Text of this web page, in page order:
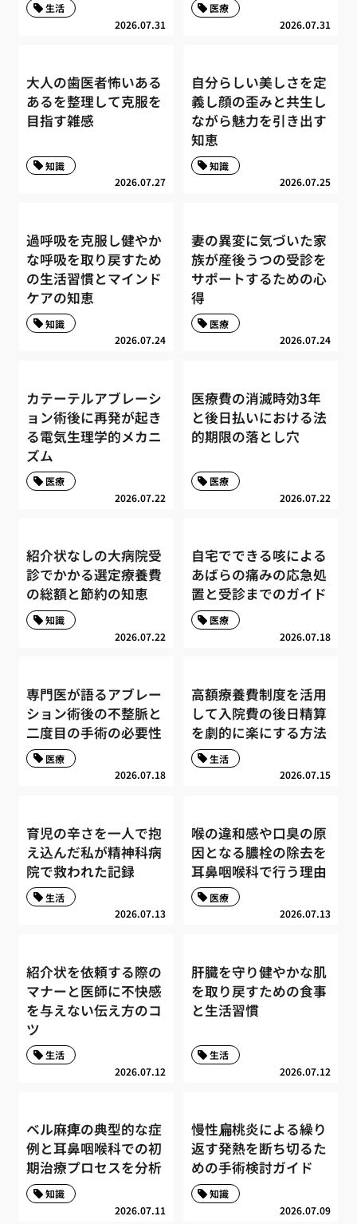
2026.07.31
生活
2026.07.31
医療
大人の歯医者怖いある
あるを整理して克服を
目指す雑感
2026.07.27
知識
自分らしい美しさを定
義し顔の歪みと共生し
ながら魅力を引き出す
知恵
2026.07.25
知識
過呼吸を克服し健やか
な呼吸を取り戻すため
の生活習慣とマインド
ケアの知恵
2026.07.24
知識
妻の異変に気づいた家
族が産後うつの受診を
サポートするための心
得
2026.07.24
医療
カテーテルアブレーシ
ョン術後に再発が起き
る電気生理学的メカニ
ズム
2026.07.22
医療
医療費の消滅時効3年
と後日払いにおける法
的期限の落とし穴
2026.07.22
医療
紹介状なしの大病院受
診でかかる選定療養費
の総額と節約の知恵
2026.07.22
知識
自宅でできる咳による
あばらの痛みの応急処
置と受診までのガイド
2026.07.18
医療
専門医が語るアブレー
ション術後の不整脈と
二度目の手術の必要性
2026.07.18
医療
高額療養費制度を活用
して入院費の後日精算
を劇的に楽にする方法
2026.07.15
生活
育児の辛さを一人で抱
え込んだ私が精神科病
院で救われた記録
2026.07.13
生活
喉の違和感や口臭の原
因となる膿栓の除去を
耳鼻咽喉科で行う理由
2026.07.13
医療
紹介状を依頼する際の
マナーと医師に不快感
を与えない伝え方のコ
ツ
2026.07.12
生活
肝臓を守り健やかな肌
を取り戻すための食事
と生活習慣
2026.07.12
生活
ベル麻痺の典型的な症
例と耳鼻咽喉科での初
期治療プロセスを分析
2026.07.11
知識
慢性扁桃炎による繰り
返す発熱を断ち切るた
めの手術検討ガイド
2026.07.09
知識